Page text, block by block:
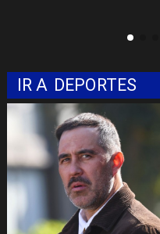
IR A DEPORTES